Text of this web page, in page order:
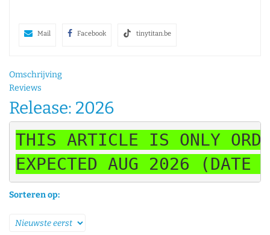
Mail Facebook tinytitan.be
Omschrijving
Reviews
Release: 2026
THIS ARTICLE IS ONLY
EXPECTED AUG 2026 (DATE
Sorteren op: